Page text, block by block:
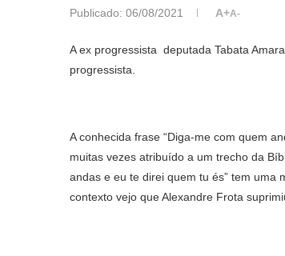
Publicado: 06/08/2021 A+A-
A ex progressista deputada Tabata
progressista.
A conhecida frase “Diga-me com quem
muitas vezes atribuído a um trecho da
andas e eu te direi quem tu és” tem uma
contexto vejo que Alexandre Frota